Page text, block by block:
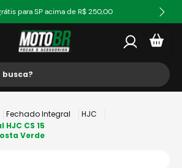
para SP acima de R$ 250,00
Fechado Integral
HJC
CS 15
Verde